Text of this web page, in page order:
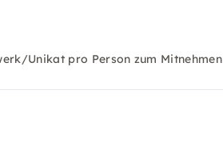
Unikat pro Person zum Mitnehmen